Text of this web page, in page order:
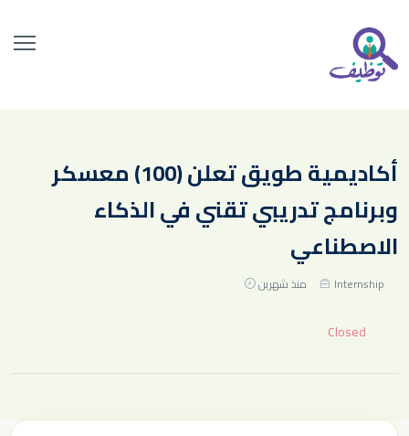
أكاديمية طويق تعلن (100) معسكر
وبرنامج تدريبي تقني في الذكاء
الاصطناعي
Internship منذ شهرين
Closed